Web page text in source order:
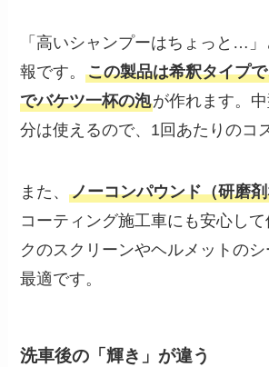
「高いシャンプーはちょっと…
報です。この製品は希釈タイプ
でバケツ一杯の泡が作れます。
分は使えるので、1回あたりのコ
また、ノーコンパウンド（研磨
コーティング施工車にも安心し
クのスクリーンやヘルメットの
最適です。
洗車後の「輝き」が違う